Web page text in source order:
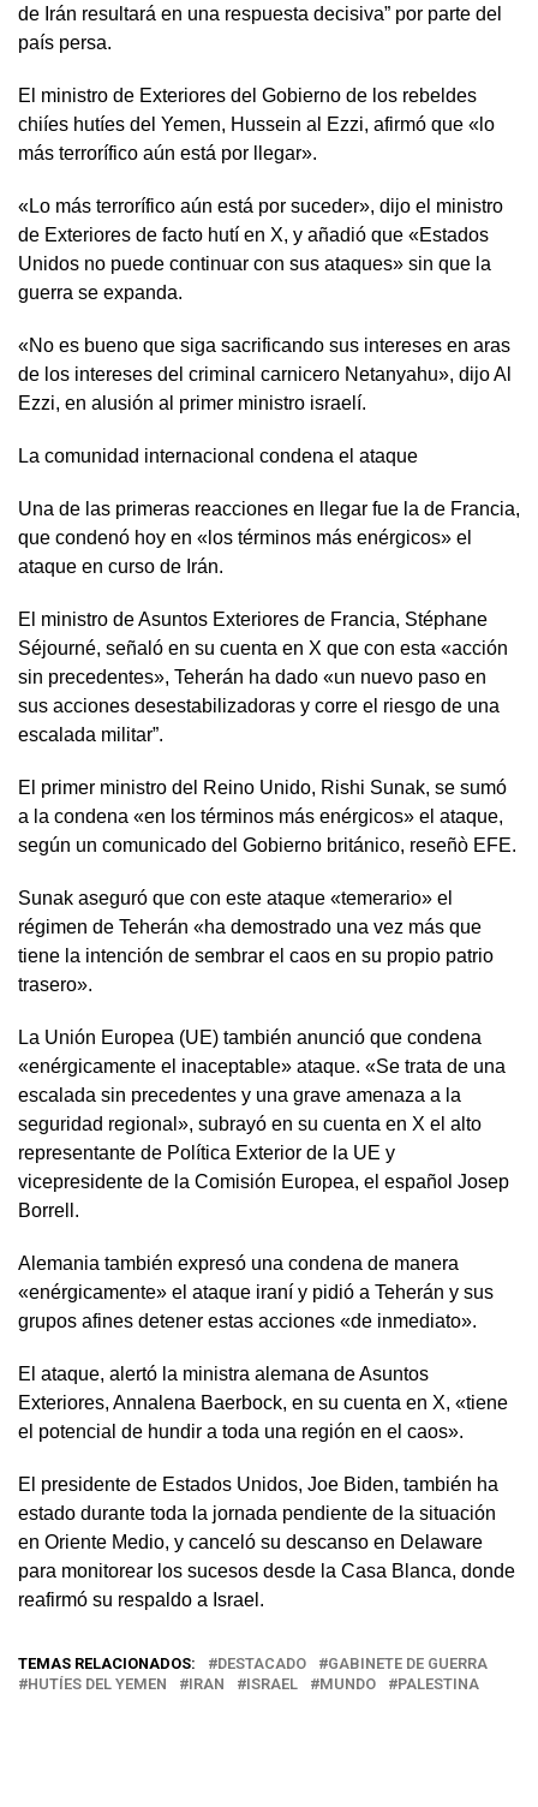
de Irán resultará en una respuesta decisiva” por parte del
país persa.
El ministro de Exteriores del Gobierno de los rebeldes
chiíes hutíes del Yemen, Hussein al Ezzi, afirmó que «lo
más terrorífico aún está por llegar».
«Lo más terrorífico aún está por suceder», dijo el ministro
de Exteriores de facto hutí en X, y añadió que «Estados
Unidos no puede continuar con sus ataques» sin que la
guerra se expanda.
«No es bueno que siga sacrificando sus intereses en aras
de los intereses del criminal carnicero Netanyahu», dijo Al
Ezzi, en alusión al primer ministro israelí.
La comunidad internacional condena el ataque
Una de las primeras reacciones en llegar fue la de Francia,
que condenó hoy en «los términos más enérgicos» el
ataque en curso de Irán.
El ministro de Asuntos Exteriores de Francia, Stéphane
Séjourné, señaló en su cuenta en X que con esta «acción
sin precedentes», Teherán ha dado «un nuevo paso en
sus acciones desestabilizadoras y corre el riesgo de una
escalada militar”.
El primer ministro del Reino Unido, Rishi Sunak, se sumó
a la condena «en los términos más enérgicos» el ataque,
según un comunicado del Gobierno británico, reseñò EFE.
Sunak aseguró que con este ataque «temerario» el
régimen de Teherán «ha demostrado una vez más que
tiene la intención de sembrar el caos en su propio patrio
trasero».
La Unión Europea (UE) también anunció que condena
«enérgicamente el inaceptable» ataque. «Se trata de una
escalada sin precedentes y una grave amenaza a la
seguridad regional», subrayó en su cuenta en X el alto
representante de Política Exterior de la UE y
vicepresidente de la Comisión Europea, el español Josep
Borrell.
Alemania también expresó una condena de manera
«enérgicamente» el ataque iraní y pidió a Teherán y sus
grupos afines detener estas acciones «de inmediato».
El ataque, alertó la ministra alemana de Asuntos
Exteriores, Annalena Baerbock, en su cuenta en X, «tiene
el potencial de hundir a toda una región en el caos».
El presidente de Estados Unidos, Joe Biden, también ha
estado durante toda la jornada pendiente de la situación
en Oriente Medio, y canceló su descanso en Delaware
para monitorear los sucesos desde la Casa Blanca, donde
reafirmó su respaldo a Israel.
TEMAS RELACIONADOS: DESTACADO
GABINETE DE GUERRA
HUTÍES DEL YEMEN
IRAN ISRAEL MUNDO PALESTINA